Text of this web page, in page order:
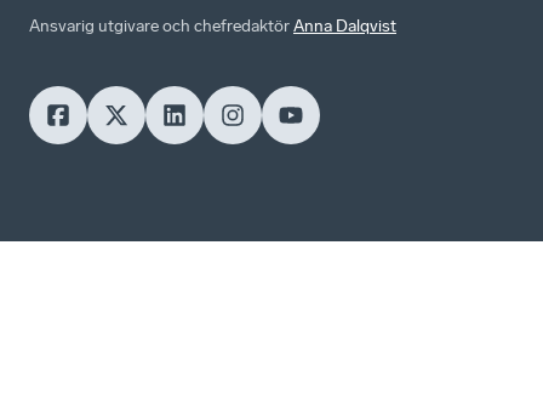
Ansvarig utgivare och chefredaktörAnna Dalqvist